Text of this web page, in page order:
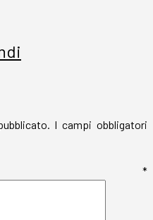
I campi obbligatori
*